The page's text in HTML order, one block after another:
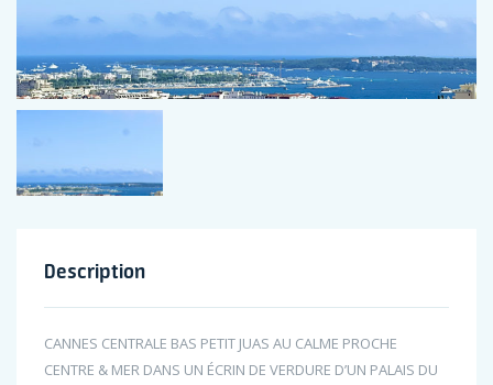
Description
CANNES CENTRALE BAS PETIT JUAS AU CALME PROCHE
CENTRE & MER DANS UN ÉCRIN DE VERDURE D’UN PALAIS DU